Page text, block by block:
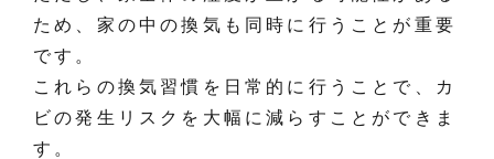
ため、家の中の換気も同時に行うことが重要
です。
これらの換気習慣を日常的に行うことで、カ
ビの発生リスクを大幅に減らすことができま
す。